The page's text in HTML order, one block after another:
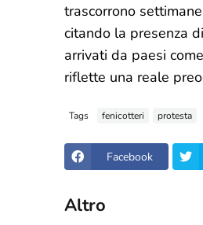
trascorrono
citando la presenza
arrivati da paesi
riflette una reale
Tags fenicotteri protesta
Facebook
Altro